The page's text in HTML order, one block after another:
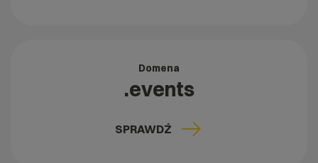
Domena
.events
SPRAWDŹ